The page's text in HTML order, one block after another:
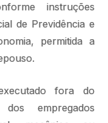
instruções
de Previdência e
permitida a
repouso.
fora do
empregados